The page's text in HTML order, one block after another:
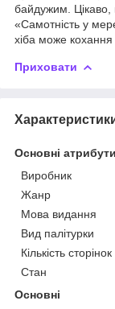
байдужим. Цікаво,
«Самотність у
хіба може
Приховати
Основні атрибути
Виробник
Жанр
Мова видання
Вид палітурки
Кількість сторінок
Стан
Основні